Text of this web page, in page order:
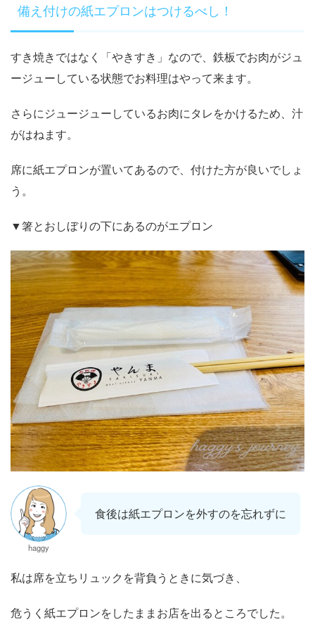
備え付けの紙エプロンはつけるべし！
すき焼きではなく「やきすき」なので、鉄板でお肉がジュ
ージューしている状態でお料理はやって来ます。
さらにジュージューしているお肉にタレをかけるため、汁
がはねます。
席に紙エプロンが置いてあるので、付けた方が良いでしょ
う。
▼箸とおしぼりの下にあるのがエプロン
haggy
食後は紙エプロンを外すのを忘れずに
私は席を立ちリュックを背負うときに気づき、
危うく紙エプロンをしたままお店を出るところでした。